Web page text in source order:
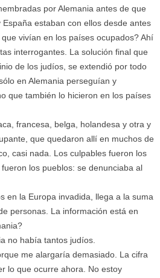
por Alemania antes de que
España estaban con ellos desde antes
vivían en los países ocupados? Ahí
interrogantes. La solución final que
de los judíos, se extendió por todo
en Alemania perseguían y
que también lo hicieron en los países
francesa, belga, holandesa y otra y
que quedaron allí en muchos de
casi nada. Los culpables fueron los
los pueblos: se denunciaba al
en la Europa invadida, llega a la suma
personas. La información está en
no había tantos judíos.
me alargaría demasiado. La cifra
lo que ocurre ahora. No estoy